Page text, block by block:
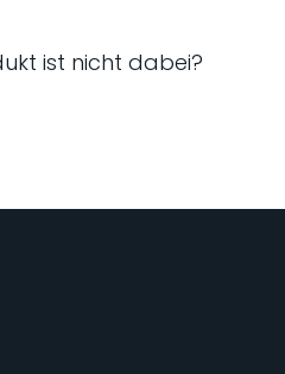
ist nicht dabei?